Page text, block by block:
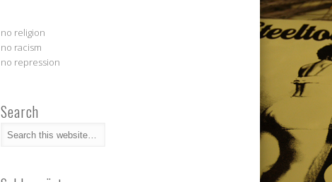
no religion
no racism
no repression
Search